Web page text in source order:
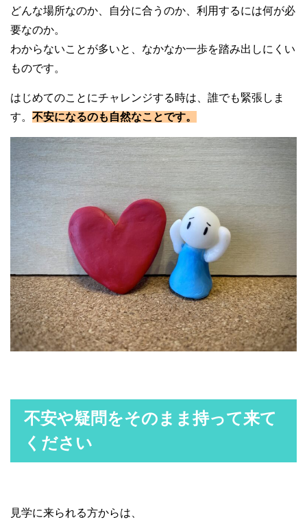
どんな場所なのか、自分に合うのか、利用するには何が必
要なのか。
わからないことが多いと、なかなか一歩を踏み出しにくい
ものです。
はじめてのことにチャレンジする時は、誰でも緊張しま
す。 不安になるのも自然なことです。
不安や疑問をそのまま持って来て
ください
見学に来られる方からは、